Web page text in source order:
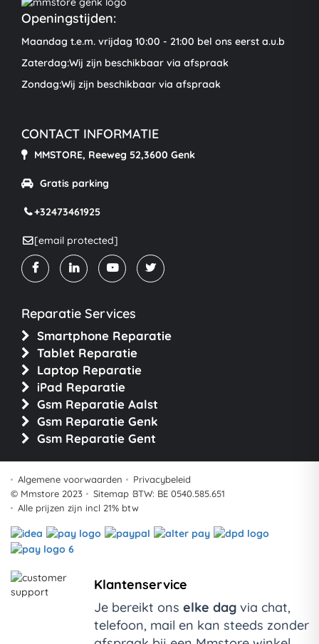
Openingstijden:
Maandag t.e.m. vrijdag 10:00 - 21:00 bel ons eerst a.u.b
Zaterdag:Wij zijn beschikbaar via afspraak
Zondag:Wij zijn beschikbaar via afspraak
CONTACT INFORMATIE
MMSTORE, Reeweg 52,3600 Genk
Gratis parking
+32473461925
[email protected]
Reparatie Services
Smartphone Reparatie
Tablet Reparatie
Laptop Reparatie
iPad Reparatie
Gsm Reparatie Aalst
Gsm Reparatie Genk
Gsm Reparatie Gent
Algemene voorwaarden
Privacybeleid
© Mmstore 2023
Sitemap BTW: BE 0540.585.651
Alle prijzen zijn incl 21% btw
Klantenservice
Je bereikt onselke dag via chat,
telefoon, mail en kan steeds zonder